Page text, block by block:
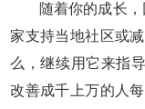
随着你的成长
家支持当地社区或
么，继续用它来指
改善成千上万的人